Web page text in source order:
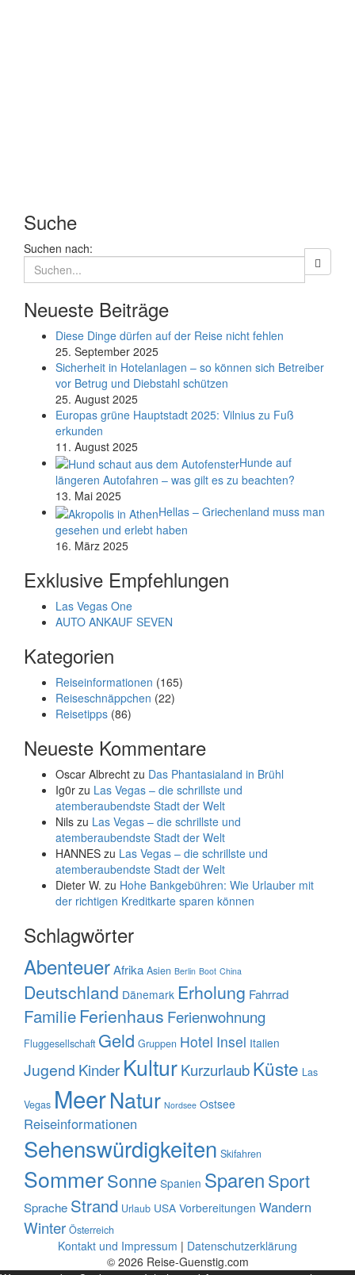
Suche
Suchen nach:
Neueste Beiträge
Diese Dinge dürfen auf der Reise nicht fehlen
25. September 2025
Sicherheit in Hotelanlagen – so können sich Betreiber
vor Betrug und Diebstahl schützen
25. August 2025
Europas grüne Hauptstadt 2025: Vilnius zu Fuß
erkunden
11. August 2025
Hunde auf
längeren Autofahren – was gilt es zu beachten?
13. Mai 2025
Hellas – Griechenland muss man
gesehen und erlebt haben
16. März 2025
Exklusive Empfehlungen
Las Vegas One
AUTO ANKAUF SEVEN
Kategorien
Reiseinformationen (165)
Reiseschnäppchen (22)
Reisetipps (86)
Neueste Kommentare
Oscar Albrecht zu Das Phantasialand in Brühl
Ig0r zu Las Vegas – die schrillste und
atemberaubendste Stadt der Welt
Nils zu Las Vegas – die schrillste und
atemberaubendste Stadt der Welt
HANNES zu Las Vegas – die schrillste und
atemberaubendste Stadt der Welt
Dieter W. zu Hohe Bankgebühren: Wie Urlauber mit
der richtigen Kreditkarte sparen können
Schlagwörter
AbenteuerAfrika Asien Berlin Boot China
Deutschland Dänemark Erholung Fahrrad
Familie Ferienhaus Ferienwohnung
Fluggesellschaft Geld Gruppen Hotel Insel Italien
Jugend Kinder KulturKurzurlaubKüste Las
Vegas MeerNatur Nordsee Ostsee
Reiseinformationen
Sehenswürdigkeiten Skifahren
SommerSonne Spanien SparenSport
Sprache Strand Urlaub USA Vorbereitungen Wandern
Winter Österreich
Kontakt und Impressum | Datenschutzerklärung
© 2026 Reise-Guenstig.com